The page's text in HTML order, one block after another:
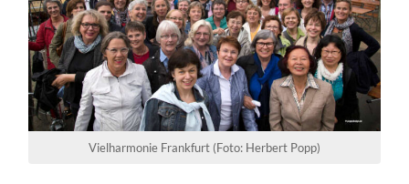
Vielharmonie Frankfurt (Foto: Herbert Popp)